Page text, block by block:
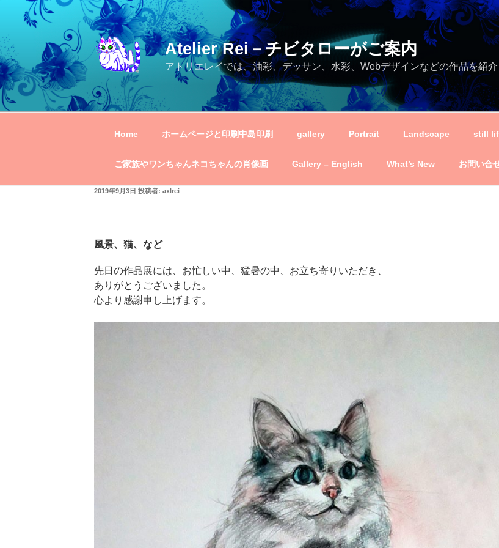
テ
ン
ツ
へ
ス
キ
Atelier Rei－チビタローがご案内
アトリエレイでは、油彩、デッサン、水彩、Webデザインなどの作品を紹
Home ホームページと印刷中島印刷 gallery Portrait Landscape still
ご家族やワンちゃんネコちゃんの肖像画 Gallery – English What’s New お問い合
投
2019年9月3日 投稿者: axlrei
風景、猫、など
先日の作品展には、お忙しい中、猛暑の中、お立ち寄りいただき、
ありがとうございました。
心より感謝申し上げます。